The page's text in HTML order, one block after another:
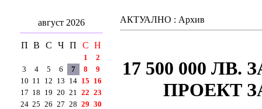
август 2026
П В С Ч П С Н
1
2
3
4 5 6 7 8
9
10 11 12 13 14 15 16
17 18 19 20 21 22 23
24 25 26 27 28 29 30
АКТУАЛНО : Архив
17 500 000
ПРОЕКТ